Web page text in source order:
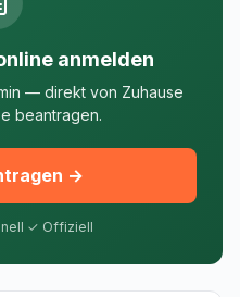
anmelden
— direkt von Zuhause
beantragen.
→
✓ Offiziell